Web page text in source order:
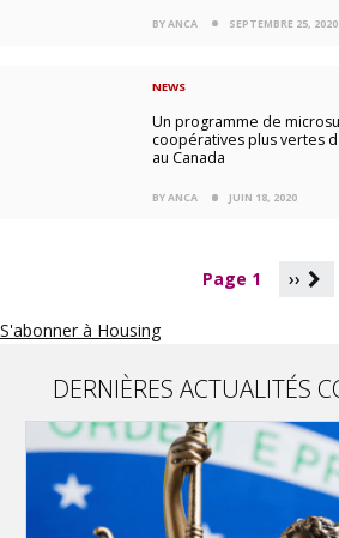
BY ANCA SEPTEMBRE 25, 2020
NEWS
Un programme de
coopératives plus vertes
au Canada
BY ANCA JUIN 18, 2020
i
Page 1 ››
S'abonner à Housing
DERNIÈRES ACTUALITÉS